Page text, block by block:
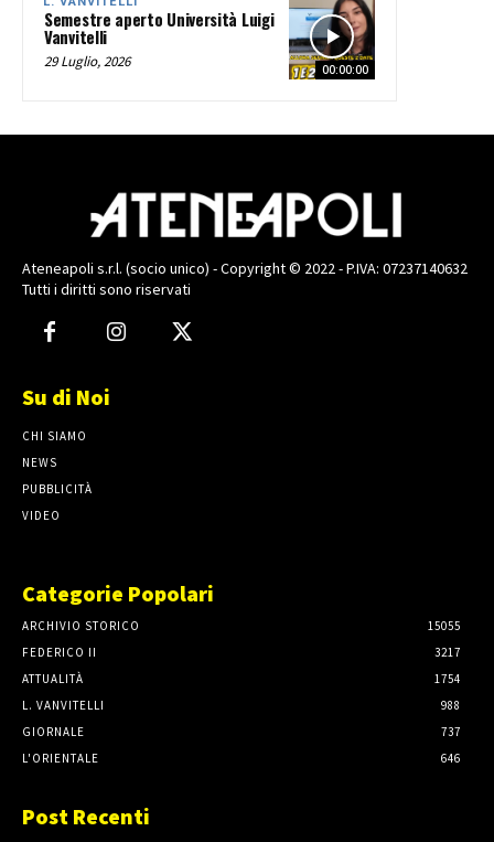
00:00:00
Semestre aperto Università Luigi
Vanvitelli
29 Luglio, 2026
Ateneapoli s.r.l. (socio unico) - Copyright © 2022 - P.IVA: 07237140632
Tutti i diritti sono riservati
Su di Noi
CHI SIAMO
NEWS
PUBBLICITÀ
VIDEO
Categorie Popolari
ARCHIVIO STORICO
15055
FEDERICO II
3217
ATTUALITÀ
1754
L. VANVITELLI
988
GIORNALE
737
L'ORIENTALE
646
Post Recenti